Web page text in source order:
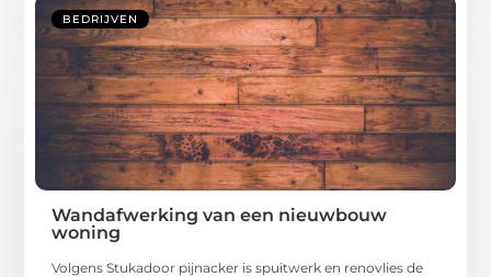
BEDRIJVEN
Wandafwerking van een nieuwbouw
woning
Volgens Stukadoor pijnacker is spuitwerk en renovlies de